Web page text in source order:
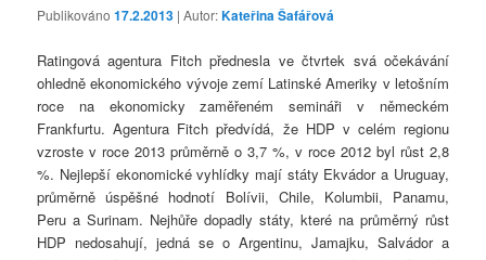
Publikováno17.2.2013 | Autor:Kateřina Šafářová
Ratingová agentura Fitch přednesla ve čtvrtek svá očekávání
ohledně ekonomického vývoje zemí Latinské Ameriky v letošním
roce na ekonomicky zaměřeném semináři v německém
Frankfurtu. Agentura Fitch předvídá, že HDP v celém regionu
vzroste v roce 2013 průměrně o 3,7 %, v roce 2012 byl růst 2,8
%. Nejlepší ekonomické vyhlídky mají státy Ekvádor a Uruguay,
průměrně úspěšné hodnotí Bolívii, Chile, Kolumbii, Panamu,
Peru a Surinam. Nejhůře dopadly státy, které na průměrný růst
HDP nedosahují, jedná se o Argentinu, Jamajku, Salvádor a